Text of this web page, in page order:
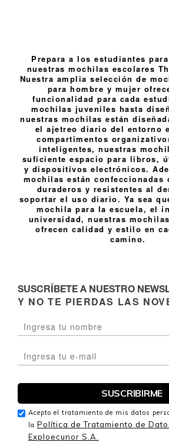
Prepara a los estudiantes
nuestras mochilas escolares
Nuestra amplia selección de
para hombre y mujer
funcionalidad para cada
mochilas juveniles hasta
nuestras mochilas están
el ajetreo diario del entorno
compartimentos
inteligentes, nuestras
suficiente espacio para libros,
y dispositivos electrónicos.
mochilas están confeccionadas
duraderos y resistentes al
soportar el uso diario. Ya sea
mochila para la escuela, el
universidad, nuestras
ofrecen calidad y estilo en
camino.
SUSCRÍBETE A NUESTRO
Y NO TE PIERDAS LAS
Acepto el tratamiento de mis datos
la Política de Tratamiento de
Exploecunor S.A.